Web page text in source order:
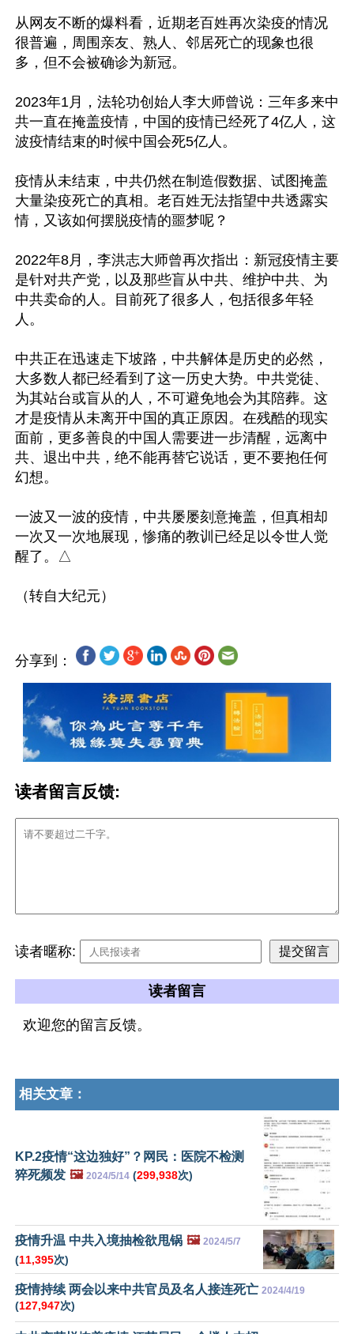
从网友不断的爆料看，近期老百姓再次染疫的情况
很普遍，周围亲友、熟人、邻居死亡的现象也很
多，但不会被确诊为新冠。
2023年1月，法轮功创始人李大师曾说：三年多来中
共一直在掩盖疫情，中国的疫情已经死了4亿人，这
波疫情结束的时候中国会死5亿人。
疫情从未结束，中共仍然在制造假数据、试图掩盖
大量染疫死亡的真相。老百姓无法指望中共透露实
情，又该如何摆脱疫情的噩梦呢？
2022年8月，李洪志大师曾再次指出：新冠疫情主要
是针对共产党，以及那些盲从中共、维护中共、为
中共卖命的人。目前死了很多人，包括很多年轻
人。
中共正在迅速走下坡路，中共解体是历史的必然，
大多数人都已经看到了这一历史大势。中共党徒、
为其站台或盲从的人，不可避免地会为其陪葬。这
才是疫情从未离开中国的真正原因。在残酷的现实
面前，更多善良的中国人需要进一步清醒，远离中
共、退出中共，绝不能再替它说话，更不要抱任何
幻想。
一波又一波的疫情，中共屡屡刻意掩盖，但真相却
一次又一次地展现，惨痛的教训已经足以令世人觉
醒了。△
分享到：
读者留言反馈:
读者暱称:
读者留言
欢迎您的留言反馈。
相关文章：
KP.2疫情“这边独好”？网民：医院不检测
猝死频发 🖼️ 2024/5/14 (299,938次)
疫情升温 中共入境抽检欲甩锅 🖼️ 2024/5/7
(11,395次)
疫情持续 两会以来中共官员及名人接连死亡 2024/4/19
(127,947次)